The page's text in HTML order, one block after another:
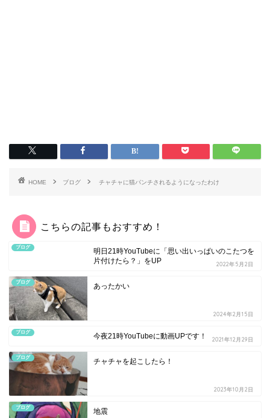
HOME ブログ チャチャに猫パンチされるようになったわけ
こちらの記事もおすすめ！
ブログ
明日21時YouTubeに「思い出いっぱいのこたつを
片付けたら？」をUP
2022年5月2日
ブログ あったかい
2024年2月15日
ブログ 今夜21時YouTubeに動画UPです！ 2021年12月29日
ブログ チャチャを起こしたら！
2023年10月2日
ブログ 地震